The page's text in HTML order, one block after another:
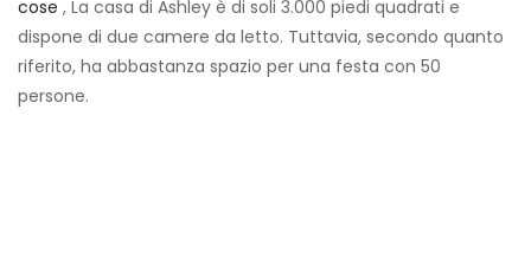
cose , La casa di Ashley è di soli 3.000 piedi quadrati e
dispone di due camere da letto. Tuttavia, secondo quanto
riferito, ha abbastanza spazio per una festa con 50
persone.